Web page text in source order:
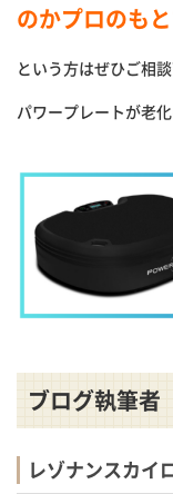
のかプロのも
という方はぜひご相談
パワープレートが老
ブログ執筆者
レゾナンスカイ